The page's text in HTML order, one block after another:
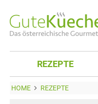
REZEPTE
HOME REZEPTE